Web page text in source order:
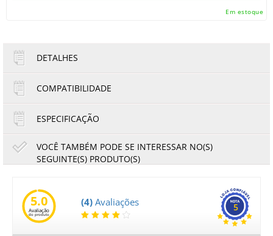
Em estoque
DETALHES
COMPATIBILIDADE
ESPECIFICAÇÃO
VOCÊ TAMBÉM PODE SE INTERESSAR NO(S)
SEGUINTE(S) PRODUTO(S)
5.0
Avaliação
do produto
(4) Avaliações 5